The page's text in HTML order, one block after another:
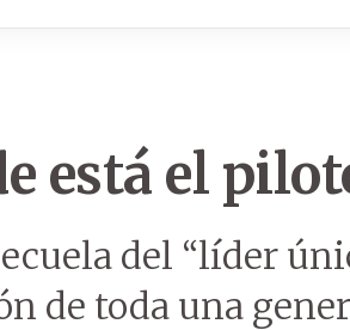
está el
del “líder
de toda una